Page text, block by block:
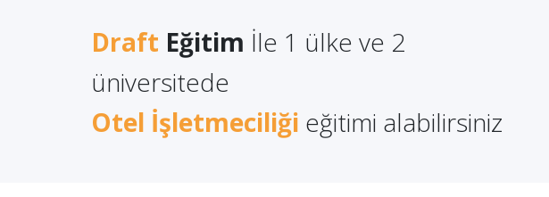
Draft Eğitim İle 1 ülke ve 2
üniversitede
Otel İşletmeciliği eğitimi alabilirsiniz
Litvanya'da Yüksek
Lisans Eğitimi Almanın
Avantajları